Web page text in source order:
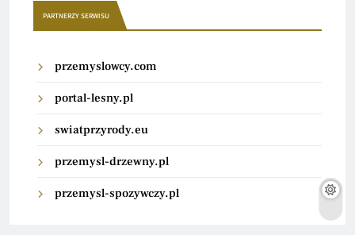
PARTNERZY SERWISU
przemyslowcy.com
portal-lesny.pl
swiatprzyrody.eu
przemysl-drzewny.pl
przemysl-spozywczy.pl